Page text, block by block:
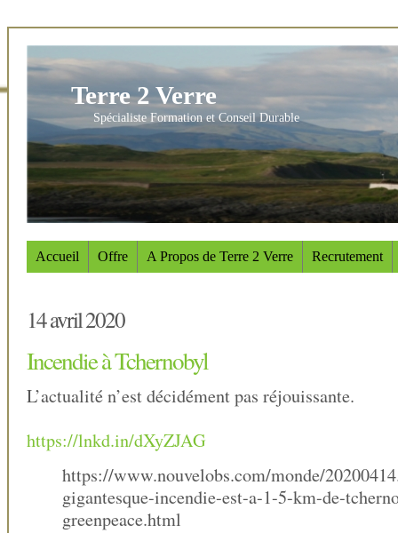
Terre 2 Verre
Spécialiste Formation et Conseil Durable
Accueil Offre A Propos de Terre 2 Verre Recrutement
14 avril 2020
Incendie à Tchernobyl
L’actualité n’est décidément pas réjouissante.
https://lnkd.in/dXyZJAG
https://www.nouvelobs.com/monde/
gigantesque-incendie-est-a-1-5-km-de-
greenpeace.html